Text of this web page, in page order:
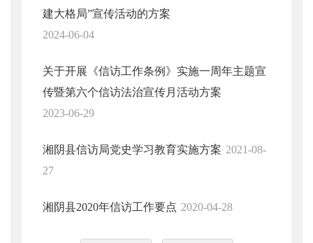
建大格局”宣传活动的方案
2024-06-04
关于开展《信访工作条例》实施一周年主题宣
传暨第六个信访法治宣传月活动方案
2023-06-29
湘阴县信访局党史学习教育实施方案 2021-08-
27
湘阴县2020年信访工作要点 2020-04-28